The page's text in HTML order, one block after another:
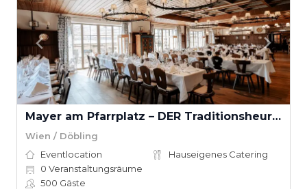
Mayer am Pfarrplatz – DER Traditionsheurige
Wien / Döbling
Eventlocation
Hauseigenes Catering
0 Veranstaltungsräume
500 Gäste